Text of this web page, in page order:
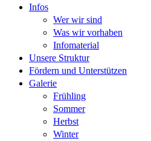
Infos
Wer wir sind
Was wir vorhaben
Infomaterial
Unsere Struktur
Fördern und Unterstützen
Galerie
Frühling
Sommer
Herbst
Winter